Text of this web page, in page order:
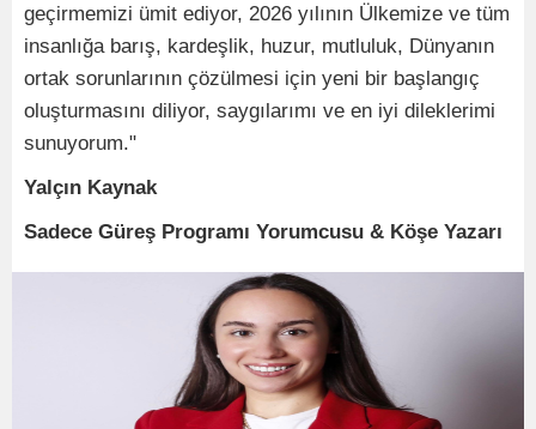
geçirmemizi ümit ediyor, 2026 yılının Ülkemize ve tüm
insanlığa barış, kardeşlik, huzur, mutluluk, Dünyanın
ortak sorunlarının çözülmesi için yeni bir başlangıç
oluşturmasını diliyor, saygılarımı ve en iyi dileklerimi
sunuyorum."
Yalçın Kaynak
Sadece Güreş Programı Yorumcusu & Köşe Yazarı